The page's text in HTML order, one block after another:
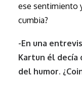
ese sentimiento
cumbia?
-En una
Kartun él decía
del humor.